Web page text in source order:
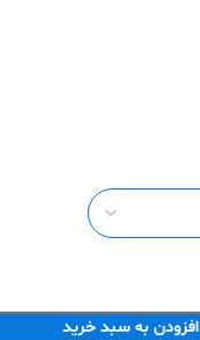
افزودن به سبد خرید